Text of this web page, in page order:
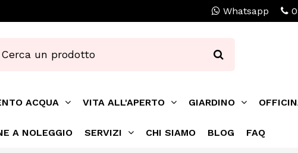
Whatsapp
ACQUA VITA ALL'APERTO GIARDINO
A NOLEGGIO SERVIZI CHI SIAMO BLOG FAQ